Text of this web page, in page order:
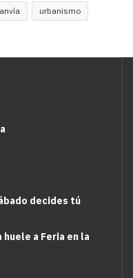
urbanismo
decides tú
huele a Feria en la